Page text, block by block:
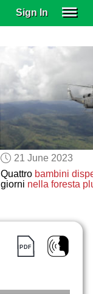
Sign In
21 June 2023
Quattro bambini
giorni nella foresta